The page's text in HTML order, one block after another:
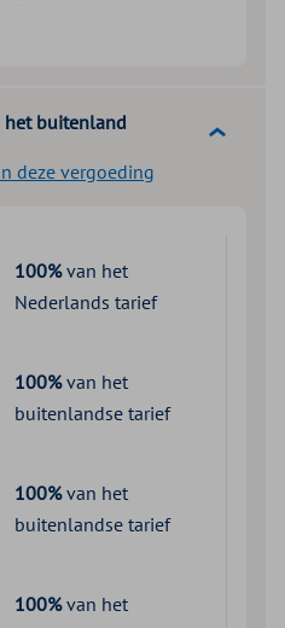
het buitenland
deze vergoeding
100% van het
Nederlands tarief
100% van het
buitenlandse tarief
100% van het
buitenlandse tarief
100% van het